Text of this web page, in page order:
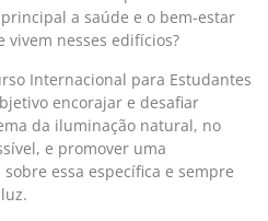
a saúde e o bem-estar
vivem nesses edifícios?
Internacional para Estudantes
encorajar e desafiar
da iluminação natural, no
e promover uma
essa específica e sempre